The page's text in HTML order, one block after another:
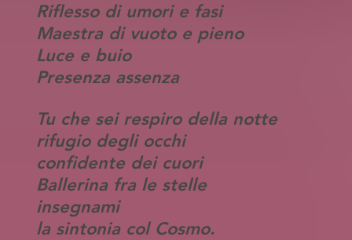
Riflesso di umori e fasi
Maestra di vuoto e pieno
Luce e buio
Presenza assenza
Tu che sei respiro della notte
rifugio degli occhi
confidente dei cuori
Ballerina fra le stelle
insegnami
la sintonia col Cosmo.